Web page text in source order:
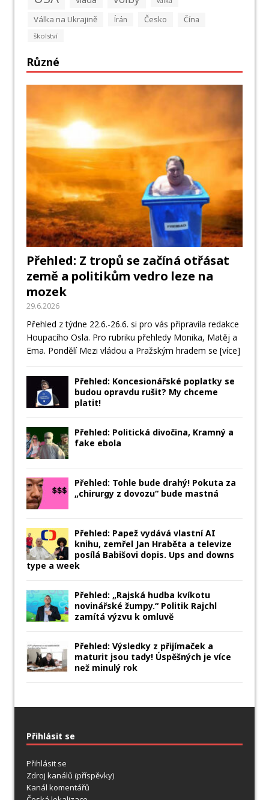
Válka na Ukrajině Írán Česko Čína
školství
Různé
Přehled: Z tropů se začíná otřásat
země a politikům vedro leze na
mozek
29.6.2026
Přehled z týdne 22.6.-26.6. si pro vás připravila redakce
Houpacího Osla. Pro rubriku přehledy Monika, Matěj a
Ema. Pondělí Mezi vládou a Pražským hradem se [více]
Přehled: Koncesionářské poplatky se
budou opravdu rušit? My chceme
platit!
Přehled: Politická divočina, Kramný a
fake ebola
Přehled: Tohle bude drahý! Pokuta za
„chirurgy z dovozu“ bude mastná
Přehled: Papež vydává vlastní AI
knihu, zemřel Jan Hraběta a televize
posílá Babišovi dopis. Ups and downs
type a week
Přehled: „Rajská hudba kvíkotu
novinářské žumpy.“ Politik Rajchl
zamítá výzvu k omluvě
Přehled: Výsledky z přijímaček a
maturit jsou tady! Úspěšných je více
než minulý rok
Přihlásit se
Přihlásit se
Zdroj kanálů (příspěvky)
Kanál komentářů